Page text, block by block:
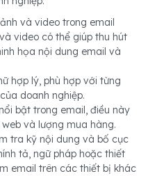
và video trong email
video có thể giúp thu hút
họa nội dung email và
hợp lý, phù hợp với từng
doanh nghiệp.
bật trong email, điều này
và lượng mua hàng.
tra kỹ nội dung và bố cục
tả, ngữ pháp hoặc thiết
email trên các thiết bị khác